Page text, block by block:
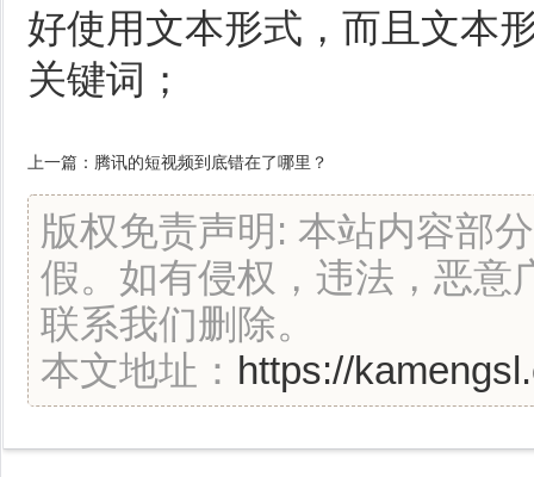
好使用文本形式，而且文本
关键词；
上一篇： 腾讯的短视频到底错在了哪里？
版权免责声明: 本站内容部
假。如有侵权，违法，恶意
联系我们删除。
本文地址： https://